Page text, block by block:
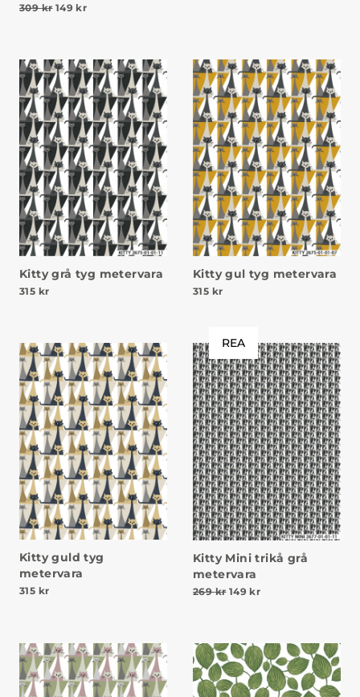
309kr Det ursprungliga priset var: 309 kr.
149 krDet nuvarande priset är: 149 kr.
Kitty grå tyg metervara
315 kr
Kitty gul tyg metervara
315 kr
Kitty guld tyg
metervara
315 kr
REA
Kitty Mini trikå grå
metervara
269kr Det ursprungliga priset
149 krDet nuvarande